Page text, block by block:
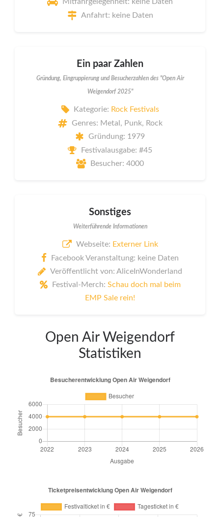
Mitfahrgelegenheit: keine Daten
Anfahrt: keine Daten
Ein paar Zahlen
Gründung, Eingruppierung und Besucherzahlen des "Open Air
Weigendorf 2025"
Kategorie: Rock Festivals
Genres: Metal, Punk, Rock
Gründung: 1979
Festivalausgabe: #45
Besucher: 4000
Sonstiges
Weiterführende Informationen
Webseite: Externer Link
Facebook Veranstaltung: keine Daten
Veröffentlicht von: AliceInWonderland
Festival-Merch: Schau doch mal beim
EMP Sale rein!
Open Air Weigendorf
Statistiken